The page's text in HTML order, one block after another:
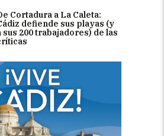
Cortadura a La Caleta:
defiende sus playas (y
sus 200 trabajadores) de las